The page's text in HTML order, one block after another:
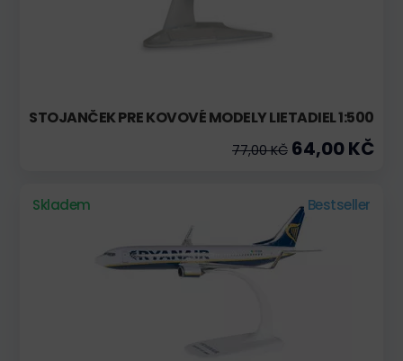
STOJANČEK PRE KOVOVÉ MODELY LIETADIEL 1:500
77,00 KČ 64,00 KČ
Skladem Bestseller